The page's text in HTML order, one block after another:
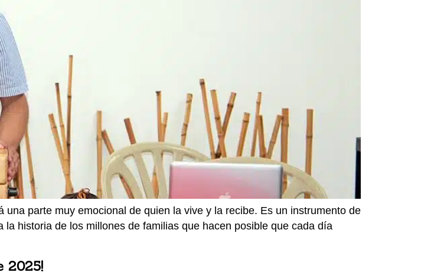
parte muy emocional de quien la vive y la recibe. Es un instrumento de
historia de los millones de familias que hacen posible que cada día
2025!